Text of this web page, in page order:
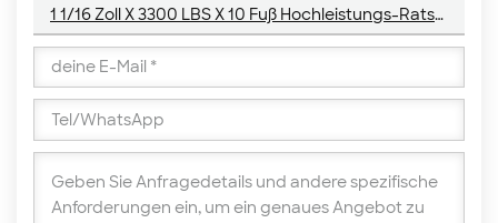
1 1/16 Zoll X 3300 LBS X 10 Fuß Hochleistungs-Ratschengurte Zur Befestigung Mit Doppel-J-Haken Und D-Ring